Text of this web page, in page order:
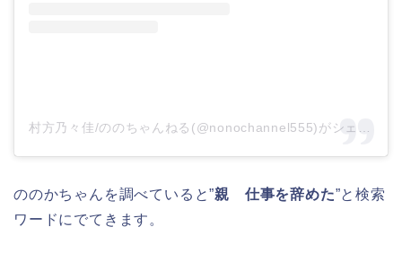
ののかちゃんを調べていると”親 仕事を辞めた”と検索
ワードにでてきます。